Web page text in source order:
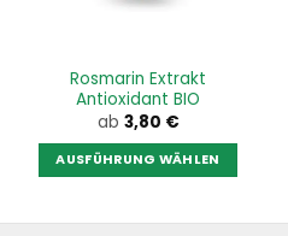
auf
gewählt
werden
Rosmarin Extrakt
Antioxidant BIO
ab 3,80 €
AUSFÜHRUNG WÄHLEN